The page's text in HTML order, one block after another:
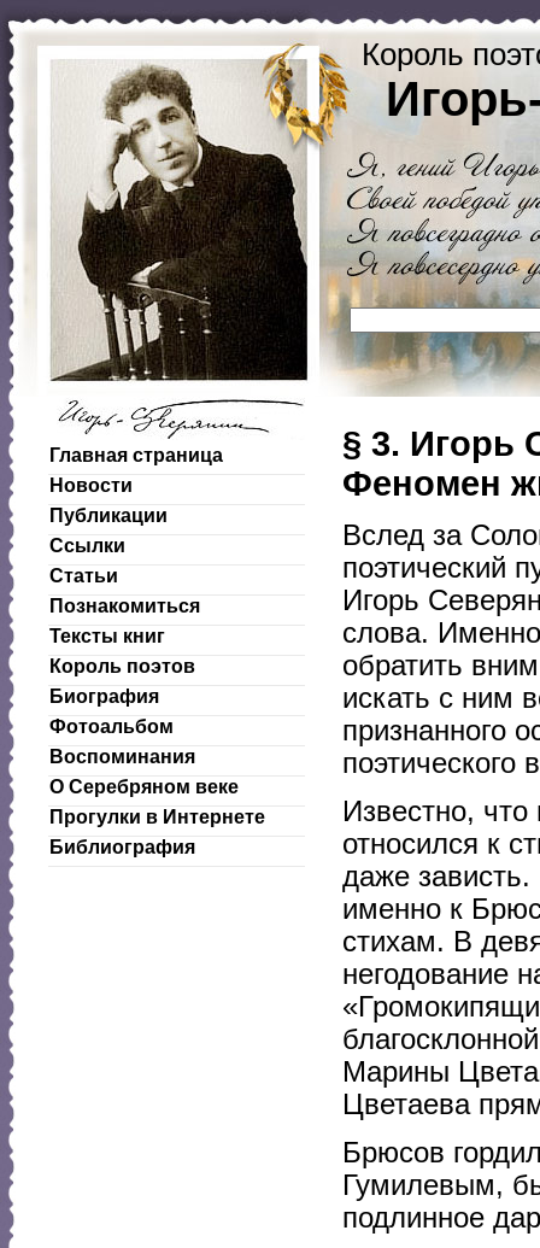
Король
Главная страница
Новости
Публикации
Ссылки
Статьи
Познакомиться
Тексты книг
Король поэтов
Биография
Фотоальбом
Воспоминания
О Серебряном веке
Прогулки в Интернете
Библиография
§ 3. Игорь
Феномен
Вслед за
поэтический
Игорь
слова.
обратить
искать с ним
признанного
Известно,
относился к
даже
именно к
стихам. В
негодование
Марины
Цветаева
Брюсов
Гумилевым,
подлинное